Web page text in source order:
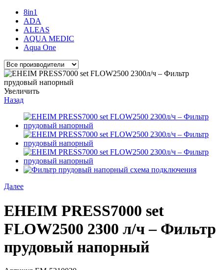
8in1
ADA
ALEAS
AQUA MEDIC
Aqua One
Увеличить
Назад
Далее
EHEIM PRESS7000 set
FLOW2500 2300 л/ч – Фильтр
прудовый напорный